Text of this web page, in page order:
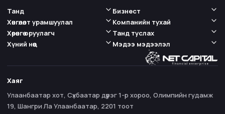
Танд
Хөнгөлөлт урамшуулал
Бизнест
Компанийн тухай
Хөрөнгө оруулагч
Хүний нөөц
Танд туслах
Мэдээ мэдээлэл
Хаяг
Улаанбаатар хот, Сүхбаатар дүүрэг 1-р хороо, Олимпийн гудамж
19, Шангри Ла Улаанбаатар, 2201 тоот